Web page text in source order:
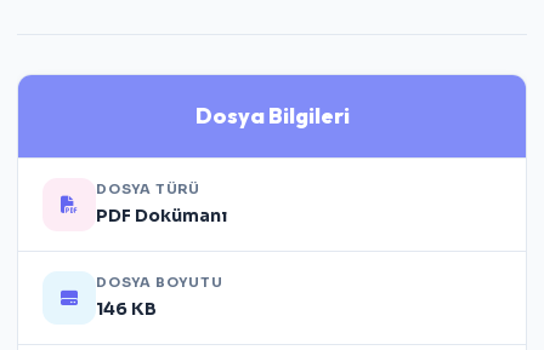
Dosya Bilgileri
DOSYA TÜRÜ
PDF Dokümanı
DOSYA BOYUTU
146 KB